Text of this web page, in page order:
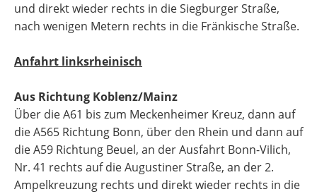
und direkt wieder rechts in die Siegburger Straße,
nach wenigen Metern rechts in die Fränkische Straße.
Anfahrt linksrheinisch
Aus Richtung Koblenz/Mainz
Über die A61 bis zum Meckenheimer Kreuz, dann auf
die A565 Richtung Bonn, über den Rhein und dann auf
die A59 Richtung Beuel, an der Ausfahrt Bonn-Vilich,
Nr. 41 rechts auf die Augustiner Straße, an der 2.
Ampelkreuzung rechts und direkt wieder rechts in die